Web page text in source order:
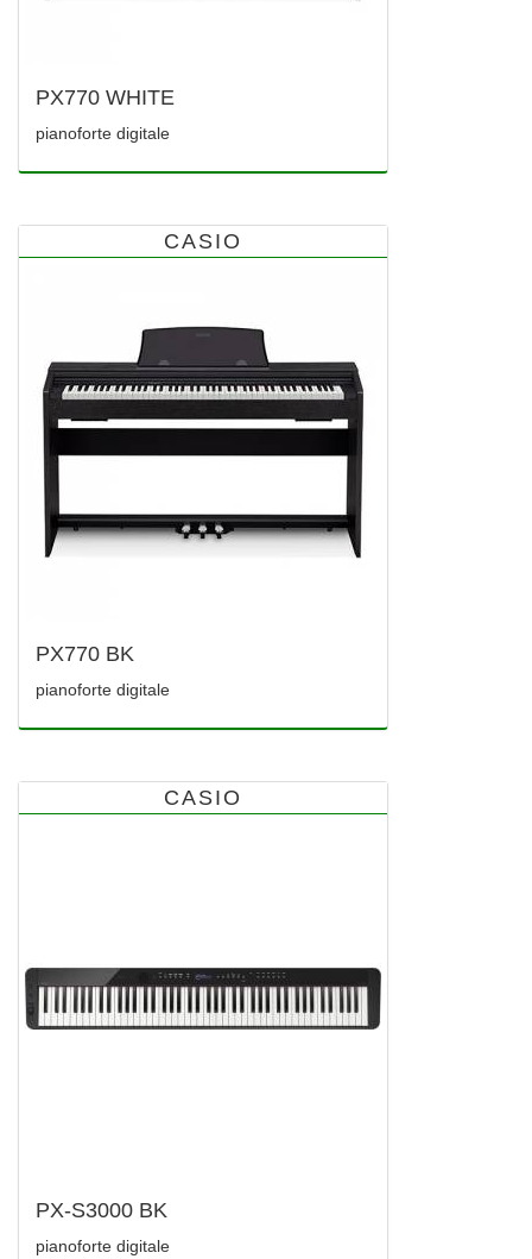
PX770 WHITE
pianoforte digitale
CASIO
PX770 BK
pianoforte digitale
CASIO
PX-S3000 BK
pianoforte digitale